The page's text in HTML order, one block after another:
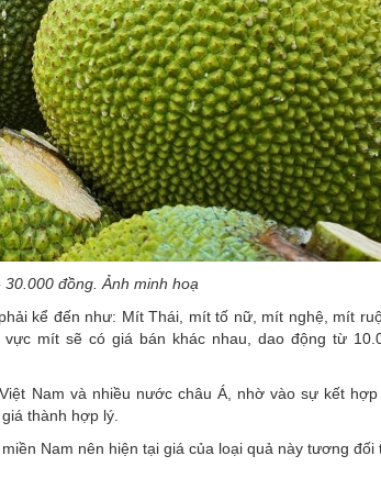
đồng. Ảnh minh hoạ
kể đến như: Mít Thái, mít tố nữ, mít nghệ, mít
mít sẽ có giá bán khác nhau, dao động từ
Nam và nhiều nước châu Á, nhờ vào sự kết hợp
thành hợp lý.
Nam nên hiện tại giá của loại quả này tương đối